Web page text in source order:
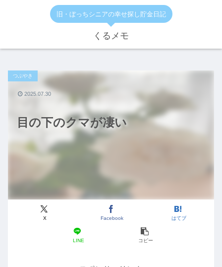
旧・ぼっちシニアの幸せ探し貯金日記
くるメモ
目の下のクマが凄い
つぶやき
X Facebook はてブ
LINE コピー
2025.07.30